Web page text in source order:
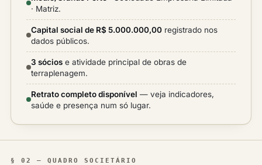
· Matriz.
Capital social de R$ 5.000.000,00 registrado nos
dados públicos.
3 sócios e atividade principal de obras de
terraplenagem.
Retrato completo disponível — veja indicadores,
saúde e presença num só lugar.
§ 02 — QUADRO SOCIETÁRIO